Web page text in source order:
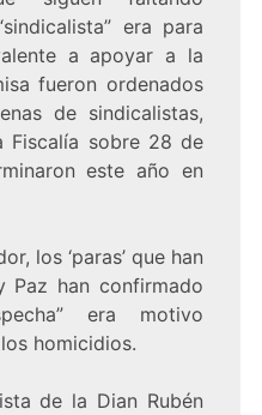
era para
a apoyar a la
fueron ordenados
de sindicalistas,
Fiscalía sobre 28 de
este año en
los ‘paras’ que han
Paz han confirmado
era motivo
homicidios.
de la Dian Rubén